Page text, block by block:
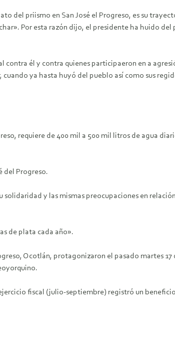
del priismo en San José el Progreso, es su
Por esta razón dijo, el presidente ha huido del
él y contra quienes participaeron en a
ya hasta huyó del pueblo así como sus
requiere de 400 mil a 500 mil litros de agua
del Progreso.
y las mismas preocupaciones en
de plata cada año».
Ocotlán, protagonizaron el pasado martes 17
fiscal (julio-septiembre) registró un